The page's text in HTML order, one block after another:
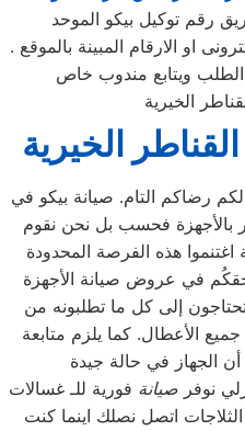
رقم توكيل بيكو الموحد
الالكترونى او الارقام المبينة بالموقع .
ويتابع مندوب خاص
الخيرية
الخيرية
رضاكم التام. صيانة بيكو في
بالأجهزة فحسب بل نحن نقوم
اغتنموا هذه الفرصة المحدودة
حقكُم في عروض صيانة الأجهزة
إلى كل ما تطلبونه من
الأعطال. كما يلزم متابعة
نوفر صيانة فورية للـ غسالات
اتصل نصلك اينما كنت